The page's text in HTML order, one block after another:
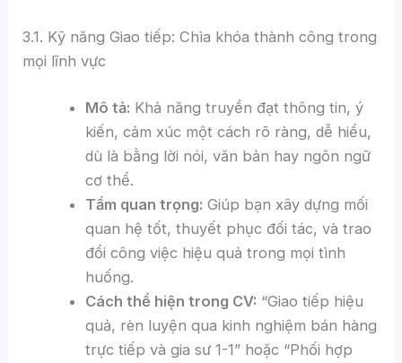
3.1. Kỹ năng Giao tiếp: Chìa khóa thành công trong
mọi lĩnh vực
Mô tả: Khả năng truyền đạt thông tin, ý
kiến, cảm xúc một cách rõ ràng, dễ hiểu,
dù là bằng lời nói, văn bản hay ngôn ngữ
cơ thể.
Tầm quan trọng: Giúp bạn xây dựng mối
quan hệ tốt, thuyết phục đối tác, và trao
đổi công việc hiệu quả trong mọi tình
huống.
Cách thể hiện trong CV: “Giao tiếp hiệu
quả, rèn luyện qua kinh nghiệm bán hàng
trực tiếp và gia sư 1-1” hoặc “Phối hợp